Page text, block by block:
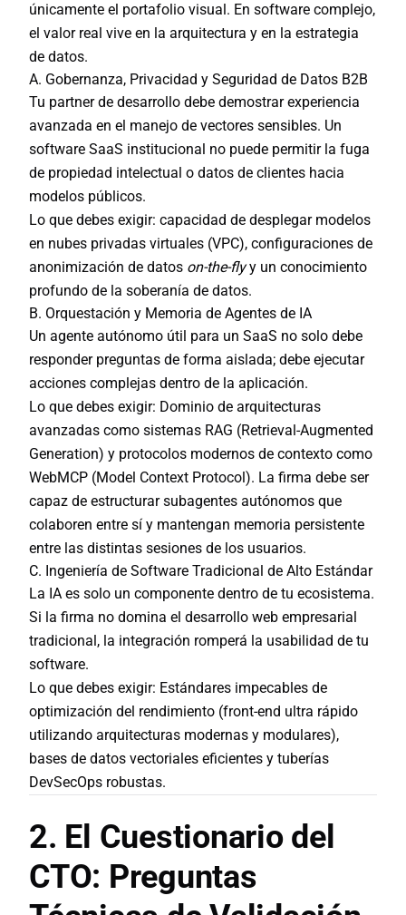
únicamente el portafolio visual. En software complejo,
el valor real vive en la arquitectura y en la estrategia
de datos.
A. Gobernanza, Privacidad y Seguridad de Datos B2B
Tu partner de desarrollo debe demostrar experiencia
avanzada en el manejo de vectores sensibles. Un
software SaaS institucional no puede permitir la fuga
de propiedad intelectual o datos de clientes hacia
modelos públicos.
Lo que debes exigir: capacidad de desplegar modelos
en nubes privadas virtuales (VPC), configuraciones de
anonimización de datos on-the-flyy un conocimiento
profundo de la soberanía de datos.
B. Orquestación y Memoria de Agentes de IA
Un agente autónomo útil para un SaaS no solo debe
responder preguntas de forma aislada; debe ejecutar
acciones complejas dentro de la aplicación.
Lo que debes exigir: Dominio de arquitecturas
avanzadas como sistemas RAG (Retrieval-Augmented
Generation) y protocolos modernos de contexto como
WebMCP (Model Context Protocol). La firma debe ser
capaz de estructurar subagentes autónomos que
colaboren entre sí y mantengan memoria persistente
entre las distintas sesiones de los usuarios.
C. Ingeniería de Software Tradicional de Alto Estándar
La IA es solo un componente dentro de tu ecosistema.
Si la firma no domina el desarrollo web empresarial
tradicional, la integración romperá la usabilidad de tu
software.
Lo que debes exigir: Estándares impecables de
optimización del rendimiento (front-end ultra rápido
utilizando arquitecturas modernas y modulares),
bases de datos vectoriales eficientes y tuberías
DevSecOps robustas.
2. El Cuestionario del
CTO: Preguntas